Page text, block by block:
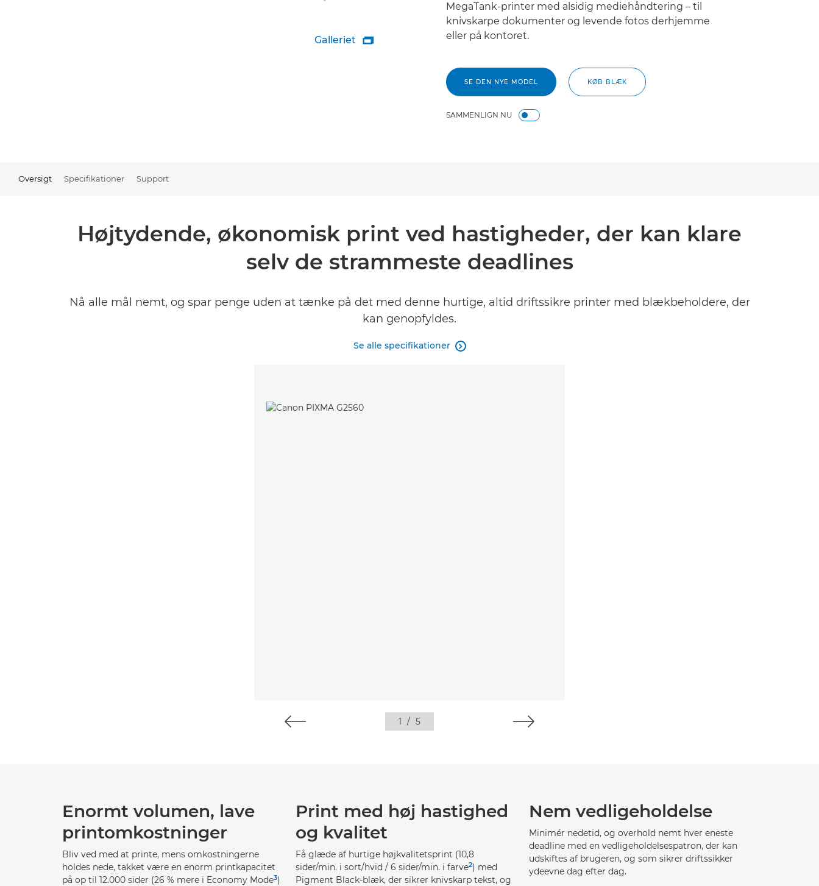
Galleriet 
MegaTank-printer med alsidig mediehåndtering – til
knivskarpe dokumenter og levende fotos derhjemme
eller på kontoret.
SE DEN NYE MODEL KØB BLÆK
SAMMENLIGN NU
Oversigt Specifikationer Support
Højtydende, økonomisk print ved hastigheder, der kan klare
selv de strammeste deadlines
Nå alle mål nemt, og spar penge uden at tænke på det med denne hurtige, altid driftssikre printer med blækbeholdere, der
kan genopfyldes.
Se alle specifikationer 
1 / 5
Enormt volumen, lave
printomkostninger
Bliv ved med at printe, mens omkostningerne
holdes nede, takket være en enorm printkapacitet
på op til 12.000 sider (26 % mere i Economy Mode3)
Print med høj hastighed
og kvalitet
Få glæde af hurtige højkvalitetsprint (10,8
sider/min. i sort/hvid / 6 sider/min. i farve2) med
Pigment Black-blæk, der sikrer knivskarp tekst, og
Nem vedligeholdelse
Minimér nedetid, og overhold nemt hver eneste
deadline med en vedligeholdelsespatron, der kan
udskiftes af brugeren, og som sikrer driftssikker
ydeevne dag efter dag.